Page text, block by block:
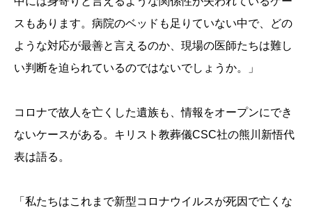
スもあります。病院のベッドも足りていない中で、どの
ような対応が最善と言えるのか、現場の医師たちは難し
い判断を迫られているのではないでしょうか。」
コロナで故人を亡くした遺族も、情報をオープンにでき
ないケースがある。キリスト教葬儀CSC社の熊川新悟代
表は語る。
「私たちはこれまで新型コロナウイルスが死因で亡くな